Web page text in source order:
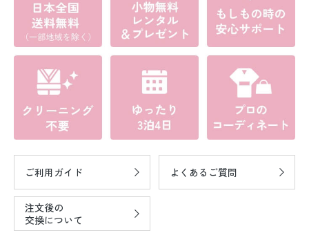
ご利用ガイド よくあるご質問
注文後の
交換について